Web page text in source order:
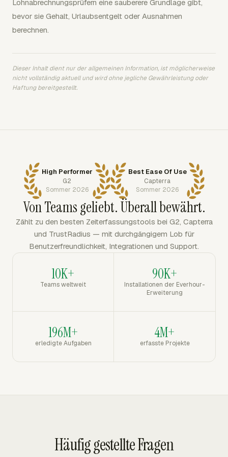
Lohnabrechnungsprüfern eine sauberere Grundlage gibt,
bevor sie Gehalt, Urlaubsentgelt oder Ausnahmen
berechnen.
Dieser Inhalt dient nur der allgemeinen Information, ist möglicherweise
nicht vollständig aktuell und wird ohne jegliche Gewährleistung oder
Haftung bereitgestellt.
High Performer
G2
Sommer 2026
Best Ease Of Use
Capterra
Sommer 2026
Von Teams geliebt. Überall bewährt.
Zählt zu den besten Zeiterfassungstools bei G2, Capterra
und TrustRadius — mit durchgängigem Lob für
Benutzerfreundlichkeit, Integrationen und Support.
10K+
Teams weltweit
90K+
Installationen der Everhour-
Erweiterung
196M+
erledigte Aufgaben
4M+
erfasste Projekte
Häufig gestellte Fragen